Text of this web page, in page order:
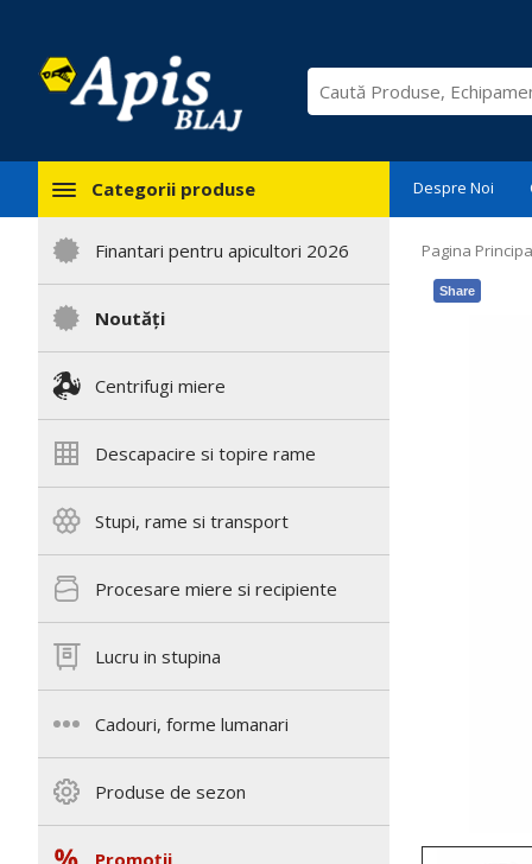
Categorii produse
Finantari pentru apicultori 2026
Noutăți
Centrifugi miere
Descapacire si topire rame
Stupi, rame si transport
Procesare miere si recipiente
Lucru in stupina
Cadouri, forme lumanari
Produse de sezon
Promoții
Despre Noi
Pagina
Share